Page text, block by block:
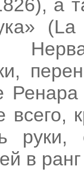
а
всего,
руки,
в